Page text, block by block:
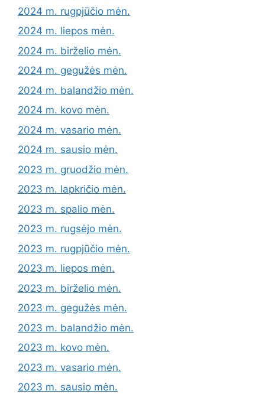
2024 m. rugpjūčio mėn.
2024 m. liepos mėn.
2024 m. birželio mėn.
2024 m. gegužės mėn.
2024 m. balandžio mėn.
2024 m. kovo mėn.
2024 m. vasario mėn.
2024 m. sausio mėn.
2023 m. gruodžio mėn.
2023 m. lapkričio mėn.
2023 m. spalio mėn.
2023 m. rugsėjo mėn.
2023 m. rugpjūčio mėn.
2023 m. liepos mėn.
2023 m. birželio mėn.
2023 m. gegužės mėn.
2023 m. balandžio mėn.
2023 m. kovo mėn.
2023 m. vasario mėn.
2023 m. sausio mėn.